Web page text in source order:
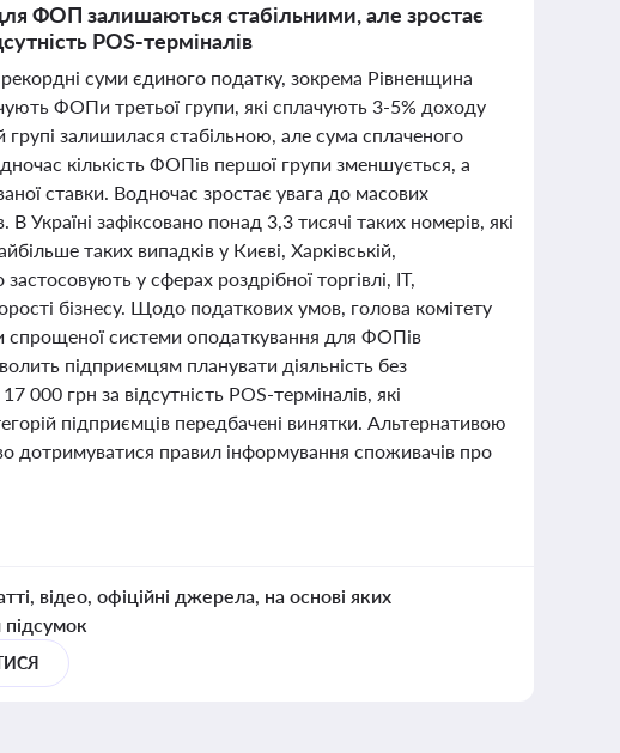
ФОП залишаються стабільними, але зростає
POS-терміналів
суми єдиного податку, зокрема Рівненщина
ФОПи третьої групи, які сплачують 3-5% доходу
залишилася стабільною, але сума сплаченого
кількість ФОПів першої групи зменшується, а
ставки. Водночас зростає увага до масових
зафіксовано понад 3,3 тисячі таких номерів, які
таких випадків у Києві, Харківській,
у сферах роздрібної торгівлі, ІТ,
бізнесу. Щодо податкових умов, голова комітету
спрощеної системи оподаткування для ФОПів
підприємцям планувати діяльність без
грн за відсутність POS-терміналів, які
підприємців передбачені винятки. Альтернативою
дотримуватися правил інформування споживачів про
відео, офіційні джерела, на основі яких